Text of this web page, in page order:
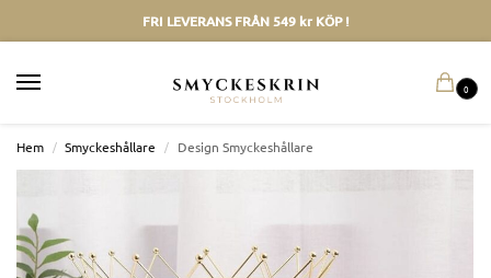
FRI LEVERANS FRÅN 549 kr KÖP !
0
Hem / Smyckeshållare / Design Smyckeshållare